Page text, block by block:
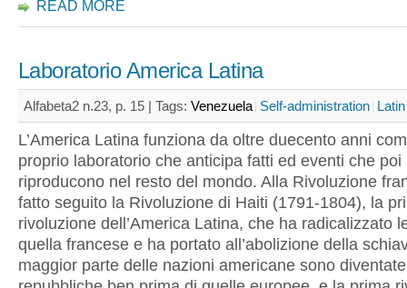
READ MORE
Laboratorio America Latina
Alfabeta2 n.23, p. 15 | Tags: Venezuela Self-administration
L’America Latina funziona da oltre duecento anni
proprio laboratorio che anticipa fatti ed eventi che poi
riproducono nel resto del mondo. Alla Rivoluzione
fatto seguito la Rivoluzione di Haiti (1791-1804), la
rivoluzione dell’America Latina, che ha radicalizzato
quella francese e ha portato all’abolizione della
maggior parte delle nazioni americane sono